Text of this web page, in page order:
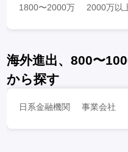
1800〜2000万
2000万以
海外進出、800〜
から探す
日系金融機関 事業会社